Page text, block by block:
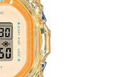
9
i